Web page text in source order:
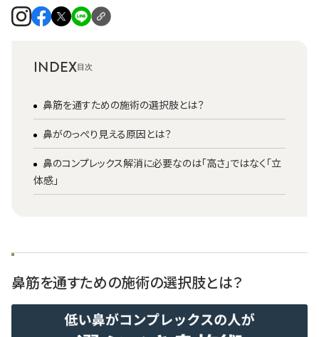
INDEX
鼻筋を通すための施術の選択肢とは？
鼻がのっぺり見える原因とは？
鼻のコンプレックス解消に必要なのは「高さ」ではなく「立
体感」
鼻筋を通すための施術の選択肢とは？